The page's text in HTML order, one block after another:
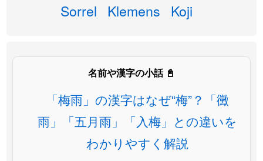
Sorrel Klemens Koji
名前や漢字の小話 📓
「梅雨」の漢字はなぜ“梅”？「黴
雨」「五月雨」「入梅」との違いを
わかりやすく解説